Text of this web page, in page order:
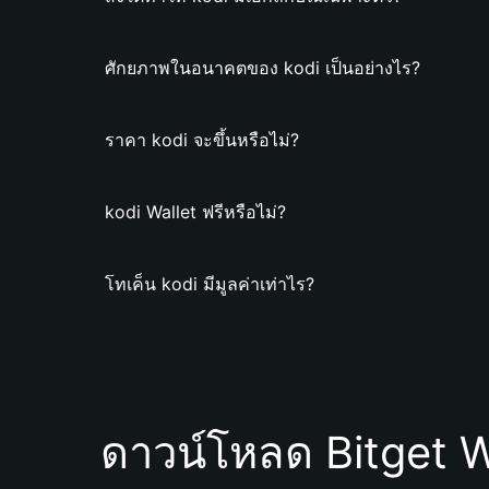
ศักยภาพในอนาคตของ kodi เป็นอย่างไร?
ราคา kodi จะขึ้นหรือไม่?
kodi Wallet ฟรีหรือไม่?
โทเค็น kodi มีมูลค่าเท่าไร?
ดาวน์โหลด Bitget